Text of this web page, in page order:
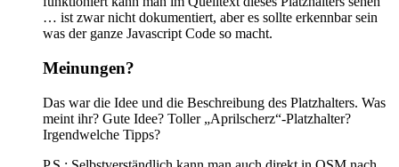
… ist zwar nicht dokumentiert, aber es sollte erkennbar sein
was der ganze Javascript Code so macht.
Meinungen?
Das war die Idee und die Beschreibung des Platzhalters. Was
meint ihr? Gute Idee? Toller „Aprilscherz“-Platzhalter?
Irgendwelche Tipps?